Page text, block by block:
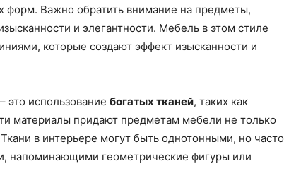
форм. Важно обратить внимание на предметы,
и элегантности. Мебель в этом стиле
которые создают эффект изысканности и
это использование богатых тканей, таких как
материалы придают предметам мебели не только
в интерьере могут быть однотонными, но часто
напоминающими геометрические фигуры или